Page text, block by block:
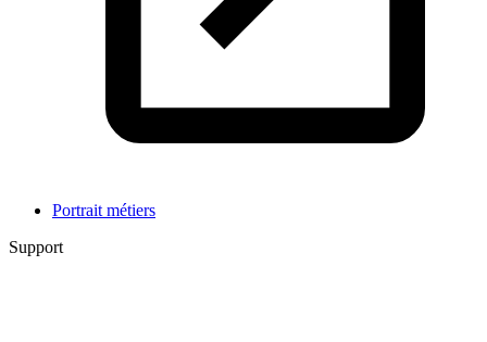
Portrait métiers
Support